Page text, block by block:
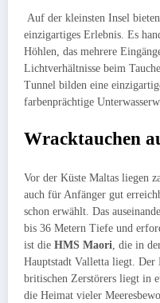
Auf der kleinsten Insel
einzigartiges Erlebnis. Es
Höhlen, das mehrere
Lichtverhältnisse beim
Tunnel bilden eine
farbenprächtige
Wracktauchen
Vor der Küste Maltas liegen
auch für Anfänger gut
schon erwählt. Das
bis 36 Metern Tiefe und
ist die HMS Maori, die in
Hauptstadt Valletta liegt. Der
britischen Zerstörers liegt in
die Heimat vieler